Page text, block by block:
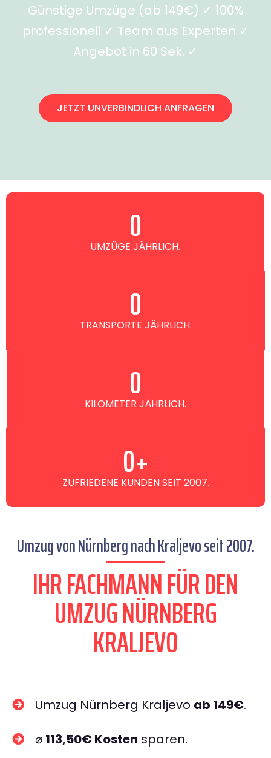
Günstige Umzüge (ab 149€) ✓ 100%
professionell ✓ Team aus Experten ✓
Angebot in 60 Sek. ✓
JETZT UNVERBINDLICH ANFRAGEN
UMZÜGE JÄHRLICH.
0
TRANSPORTE JÄHRLICH.
0
KILOMETER JÄHRLICH.
0
ZUFRIEDENE KUNDEN SEIT 2007.
0+
Umzug von Nürnberg nach Kraljevo seit 2007.
IHR FACHMANN FÜR DEN
UMZUG NÜRNBERG
KRALJEVO
Umzug Nürnberg Kraljevo ab 149€.
⌀ 113,50€ Kosten sparen.